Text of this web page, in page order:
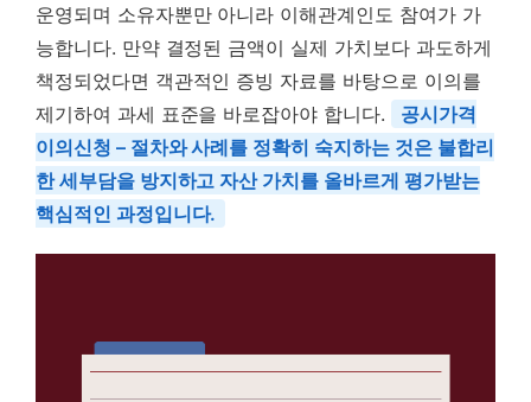
운영되며 소유자뿐만 아니라 이해관계인도 참여가 가
능합니다. 만약 결정된 금액이 실제 가치보다 과도하게
책정되었다면 객관적인 증빙 자료를 바탕으로 이의를
제기하여 과세 표준을 바로잡아야 합니다.
공시가격
이의신청 – 절차와 사례를 정확히 숙지하는 것은 불합리
한 세부담을 방지하고 자산 가치를 올바르게 평가받는
핵심적인 과정입니다.